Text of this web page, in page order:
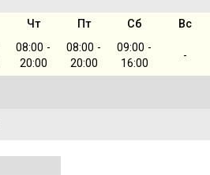
Чт Пт Сб
Вс
08:00 -
20:00
08:00 -
20:00
09:00 -
16:00
-